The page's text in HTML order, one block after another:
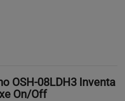
OSH-08LDH3 Inventa
On/Off